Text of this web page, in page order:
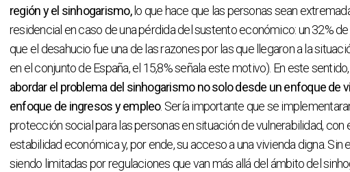
región y el sinhogarismo,lo que hace que las personas sean
residencial en caso de una pérdida del sustento económico: un 32%
que el desahucio fue una de las razones por las que llegaron a la
en el conjunto de España, el 15,8% señala este motivo). En este
abordar el problema del sinhogarismo no solo desde un enfoque de
enfoque de ingresos y empleo. Sería importante que se
protección social para las personas en situación de vulnerabilidad, con
estabilidad económica y, por ende, su acceso a una vivienda digna.
siendo limitadas por regulaciones que van más allá del ámbito del